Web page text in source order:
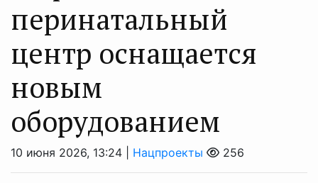
перинатальный
центр оснащается
новым
оборудованием
10 июня 2026, 13:24 | Нацпроекты 256